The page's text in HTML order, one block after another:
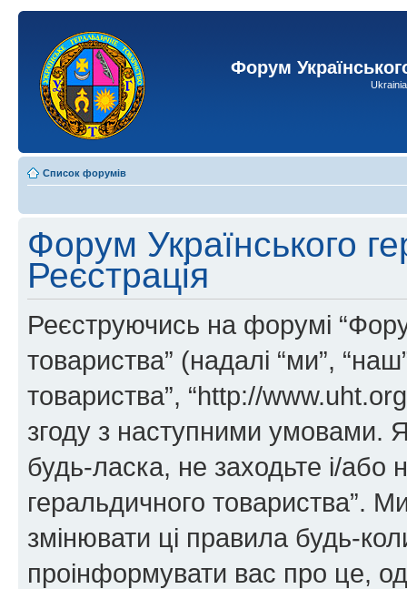
Форум
Список форумів
Форум Українського
Реєстрація
Реєструючись на форумі
товариства” (надалі “ми”,
товариства”, “http://
згоду з наступними умовами.
будь-ласка, не заходьте і/або
геральдичного товариства”.
змінювати ці правила будь-
проінформувати вас про це,